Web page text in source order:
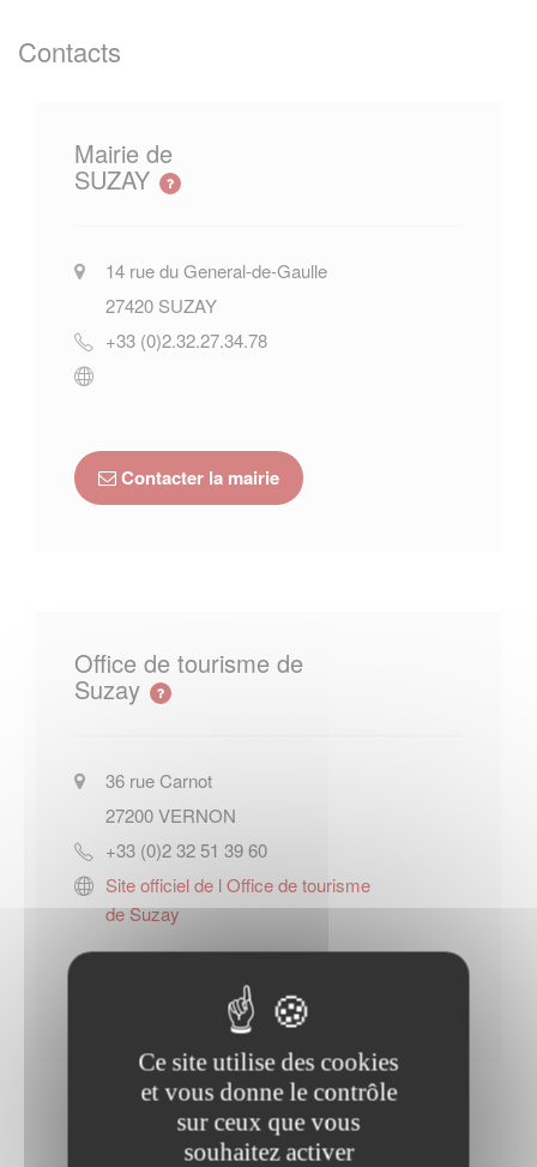
Contacts
Mairie de
SUZAY
14 rue du General-de-Gaulle
27420 SUZAY
+33 (0)2.32.27.34.78
Contacter la mairie
Office de tourisme de
Suzay
36 rue Carnot
27200VERNON
+33 (0)2 32 51 39 60
Site officiel de l Office de tourisme
de Suzay
Contacter l'office de tourisme
Ce site utilise des cookies
et vous donne le contrôle
sur ceux que vous
souhaitez activer